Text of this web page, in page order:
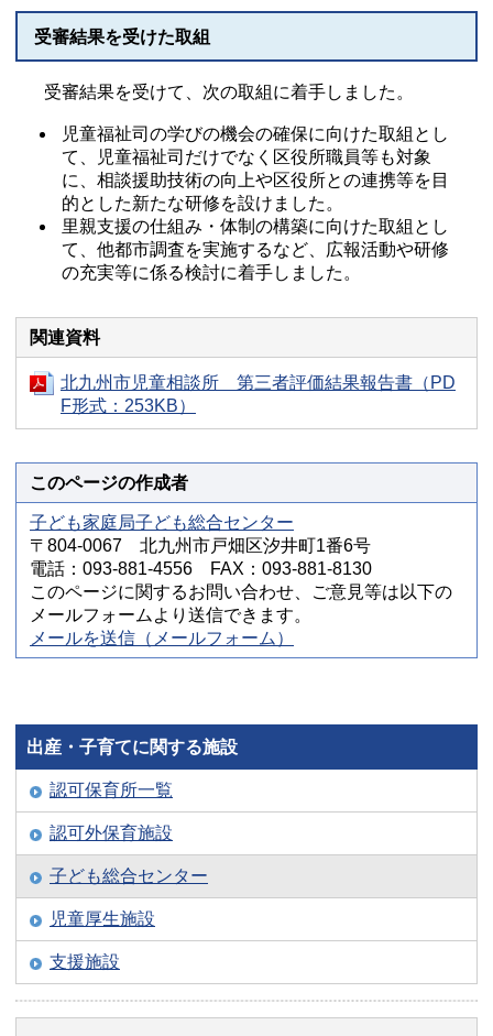
受審結果を受けた取組
受審結果を受けて、次の取組に着手しました。
児童福祉司の学びの機会の確保に向けた取組とし
て、児童福祉司だけでなく区役所職員等も対象
に、相談援助技術の向上や区役所との連携等を目
的とした新たな研修を設けました。
里親支援の仕組み・体制の構築に向けた取組とし
て、他都市調査を実施するなど、広報活動や研修
の充実等に係る検討に着手しました。
関連資料
北九州市児童相談所 第三者評価結果報告書（PD
F形式：253KB）
このページの作成者
子ども家庭局子ども総合センター
〒804-0067 北九州市戸畑区汐井町1番6号
電話：093-881-4556 FAX：093-881-8130
このページに関するお問い合わせ、ご意見等は以下の
メールフォームより送信できます。
メールを送信（メールフォーム）
出産・子育てに関する施設
認可保育所一覧
認可外保育施設
子ども総合センター
児童厚生施設
支援施設